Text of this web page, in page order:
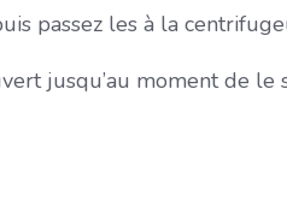
passez les à la
jusqu’au moment de le